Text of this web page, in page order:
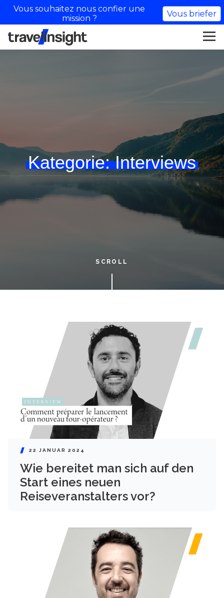
Kategorie:Interviews
SCROLL
22 JANUAR 2024
Wie bereitet man sich auf den
Start eines neuen
Reiseveranstalters vor?
Vous souhaitez nous confier une
mission ?
Vous briefer